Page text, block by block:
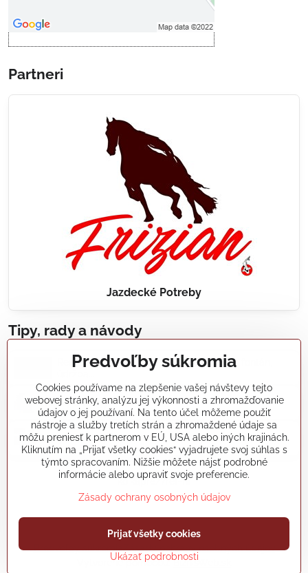
Partneri
Jazdecké Potreby
Tipy, rady a návody
Realizácie záhradných jazierok, bazénov, fontán,
Články a blogy
Rady a návody
koikapre/?ref=hl
©2026Copyright
Predvoľby súkromiaZásady ochrany osobných údajov
Vytvorené pomocou:BiznisWeb.sk
Predvoľby súkromia
Cookies používame na zlepšenie vašej návštevy tejto
webovej stránky, analýzu jej výkonnosti a zhromažďovanie
údajov o jej používaní. Na tento účel môžeme použiť
nástroje a služby tretích strán a zhromaždené údaje sa
môžu preniesť k partnerom v EÚ, USA alebo iných krajinách.
Kliknutím na „Prijať všetky cookies“ vyjadrujete svoj súhlas s
týmto spracovaním. Nižšie môžete nájsť podrobné
informácie alebo upraviť svoje preferencie.
Zásady ochrany osobných údajov
Ukázať podrobnosti
Prijať všetky cookies